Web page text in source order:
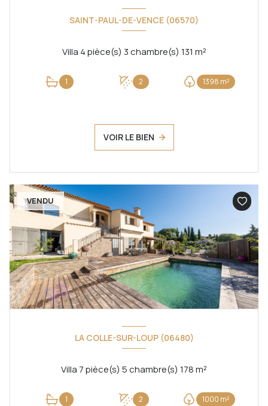
SAINT-PAUL-DE-VENCE (06570)
Villa 4 pièce(s) 3 chambre(s) 131 m²
1 2 1398 m²
VOIR LE BIEN
VENDU
LA COLLE-SUR-LOUP (06480)
Villa 7 pièce(s) 5 chambre(s) 178 m²
1 2 1000 m²